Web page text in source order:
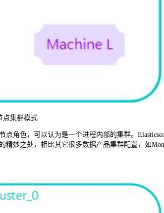
点集群模式
角色，可以认为是一个进程内部的集群。
妙之处，相比其它很多数据产品集群配置，如